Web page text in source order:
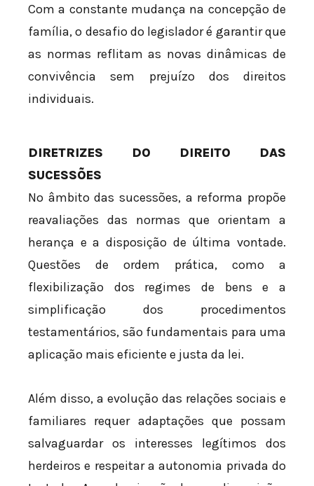
Com a constante mudança na concepção de
família, o desafio do legislador é garantir que
as normas reflitam as novas dinâmicas de
convivência sem prejuízo dos direitos
individuais.
DIRETRIZES DO DIREITO DAS
SUCESSÕES
No âmbito das sucessões, a reforma propõe
reavaliações das normas que orientam a
herança e a disposição de última vontade.
Questões de ordem prática, como a
flexibilização dos regimes de bens e a
simplificação dos procedimentos
testamentários, são fundamentais para uma
aplicação mais eficiente e justa da lei.
Além disso, a evolução das relações sociais e
familiares requer adaptações que possam
salvaguardar os interesses legítimos dos
herdeiros e respeitar a autonomia privada do